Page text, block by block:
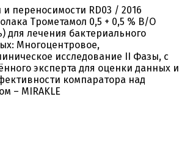
переносимости RD03 / 2016
Трометамол 0,5 + 0,5 % В/О
для лечения бактериального
Многоцентровое,
исследование II Фазы, с
эксперта для оценки данных и
компаратора над
– MIRAKLE